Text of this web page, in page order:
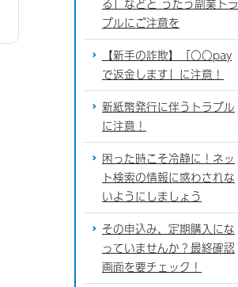
る」などと うたう副業トラ
ブルにご注意を
【新手の詐欺】「〇〇pay
で返金します」に注意！
新紙幣発行に伴うトラブル
に注意！
困った時こそ冷静に！ネッ
ト検索の情報に惑わされな
いようにしましょう
その申込み、定期購入にな
っていませんか？最終確認
画面を要チェック！